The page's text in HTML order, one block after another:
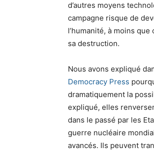
d’autres moyens
campagne risque de
l’humanité, à moins
sa destruction.
Nous avons expliqué
Democracy Press
dramatiquement la
expliqué, elles
dans le passé par les
guerre nucléaire
avancés. Ils peuvent